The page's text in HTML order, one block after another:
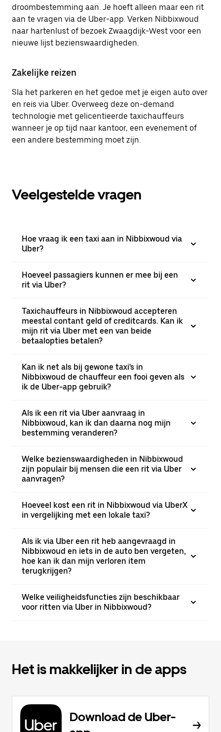
droombestemming aan. Je hoeft alleen maar een rit
aan te vragen via de Uber-app. Verken Nibbixwoud
naar hartenlust of bezoek Zwaagdijk-West voor een
nieuwe lijst bezienswaardigheden.
Zakelijke reizen
Sla het parkeren en het gedoe met je eigen auto over
en reis via Uber. Overweeg deze on-demand
technologie met gelicentieerde taxichauffeurs
wanneer je op tijd naar kantoor, een evenement of
een andere bestemming moet zijn.
Veelgestelde vragen
Hoe vraag ik een taxi aan in Nibbixwoud via
Uber?
Hoeveel passagiers kunnen er mee bij een
rit via Uber?
Taxichauffeurs in Nibbixwoud accepteren
meestal contant geld of creditcards. Kan ik
mijn rit via Uber met een van beide
betaalopties betalen?
Kan ik net als bij gewone taxi's in
Nibbixwoud de chauffeur een fooi geven als
ik de Uber-app gebruik?
Als ik een rit via Uber aanvraag in
Nibbixwoud, kan ik dan daarna nog mijn
bestemming veranderen?
Welke bezienswaardigheden in Nibbixwoud
zijn populair bij mensen die een rit via Uber
aanvragen?
Hoeveel kost een rit in Nibbixwoud via UberX
in vergelijking met een lokale taxi?
Als ik via Uber een rit heb aangevraagd in
Nibbixwoud en iets in de auto ben vergeten,
hoe kan ik dan mijn verloren item
terugkrijgen?
Welke veiligheidsfuncties zijn beschikbaar
voor ritten via Uber in Nibbixwoud?
Het is makkelijker in de apps
Download de Uber-